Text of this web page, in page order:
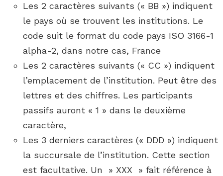
Les 2 caractères suivants (« BB ») indiquent
le pays où se trouvent les institutions. Le
code suit le format du code pays ISO 3166-1
alpha-2, dans notre cas, France
Les 2 caractères suivants (« CC ») indiquent
l’emplacement de l’institution. Peut être des
lettres et des chiffres. Les participants
passifs auront « 1 » dans le deuxième
caractère,
Les 3 derniers caractères (« DDD ») indiquent
la succursale de l’institution. Cette section
est facultative. Un » XXX » fait référence à